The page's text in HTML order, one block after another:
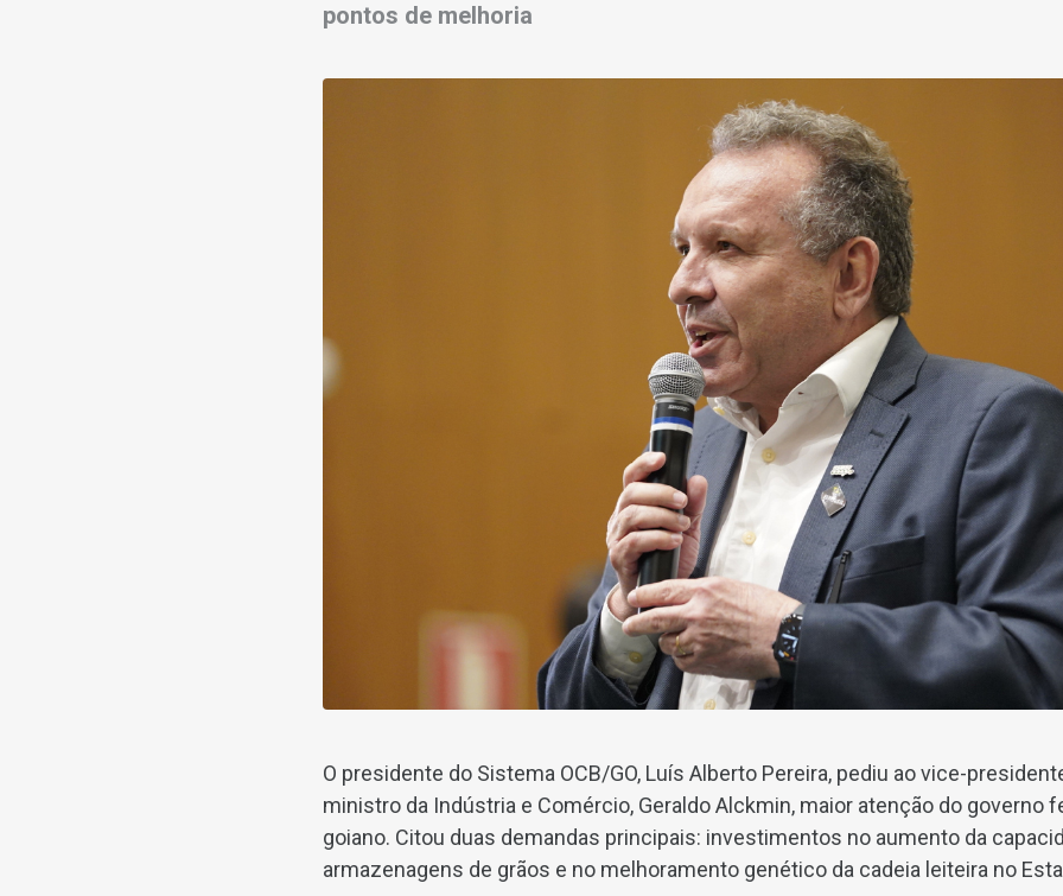
pontos de melhoria
O presidente do Sistema OCB/GO, Luís Alberto Pereira, pediu ao vice-
ministro da Indústria e Comércio, Geraldo Alckmin, maior atenção do governo
goiano. Citou duas demandas principais: investimentos no aumento da
armazenagens de grãos e no melhoramento genético da cadeia leiteira no